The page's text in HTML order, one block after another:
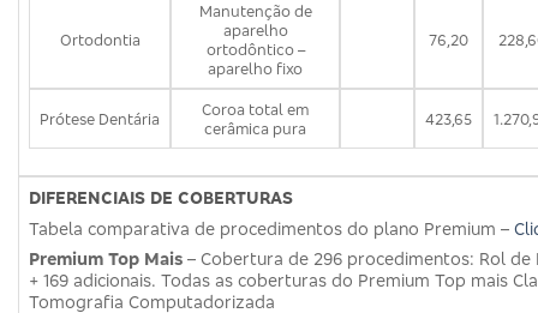
Ortodontia
Manutenção de
aparelho
ortodôntico –
aparelho fixo
76,20
Prótese Dentária
Coroa total em
cerâmica pura
423,65
DIFERENCIAIS DE COBERTURAS
Tabela comparativa de procedimentos do plano Premium –
Premium Top Mais – Cobertura de 296 procedimentos: Rol de
+ 169 adicionais. Todas as coberturas do Premium Top mais
Tomografia Computadorizada